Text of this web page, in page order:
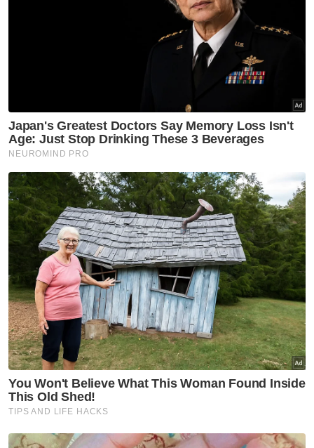
Mohd Loqman bersama kedua-dua isterinya selepas majlis
pernikahan di sebuah masjid pada 24 Disember lalu.
Tambahnya, pada majlis akad nikah itu isteri
berwarna putih sedondon dengan isteri
kedua.
"Ini pernikahan bukan kerana saya sahaja,